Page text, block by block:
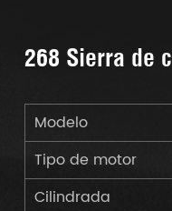
268 Sierra de
Modelo
Tipo de motor
Cilindrada